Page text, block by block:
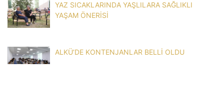
YAZ SICAKLARINDA YAŞLILARA SAĞLIKLI
YAŞAM ÖNERİSİ
ALKÜ’DE KONTENJANLAR BELLİ OLDU